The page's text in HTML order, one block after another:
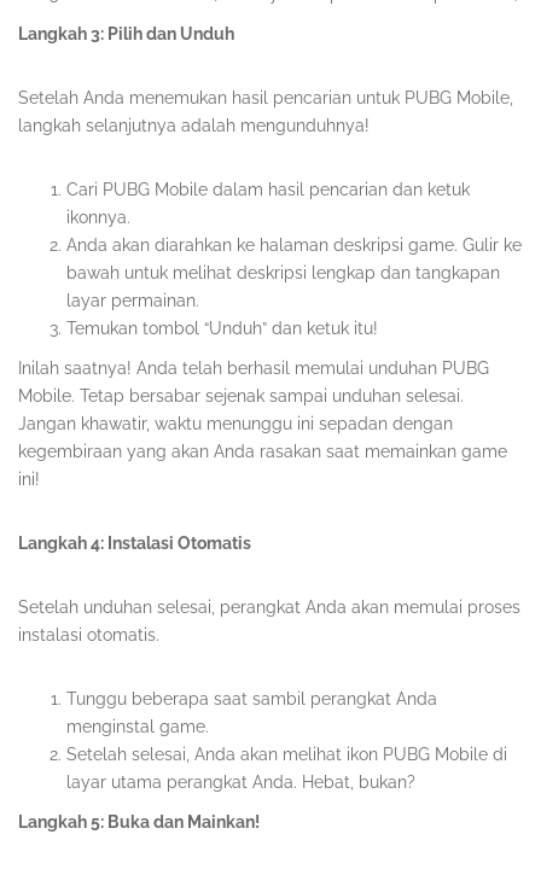
Langkah 3: Pilih dan Unduh
Setelah Anda menemukan hasil pencarian untuk PUBG Mobile,
langkah selanjutnya adalah mengunduhnya!
Cari PUBG Mobile dalam hasil pencarian dan ketuk
ikonnya.
Anda akan diarahkan ke halaman deskripsi game. Gulir ke
bawah untuk melihat deskripsi lengkap dan tangkapan
layar permainan.
Temukan tombol “Unduh” dan ketuk itu!
Inilah saatnya! Anda telah berhasil memulai unduhan PUBG
Mobile. Tetap bersabar sejenak sampai unduhan selesai.
Jangan khawatir, waktu menunggu ini sepadan dengan
kegembiraan yang akan Anda rasakan saat memainkan game
ini!
Langkah 4: Instalasi Otomatis
Setelah unduhan selesai, perangkat Anda akan memulai proses
instalasi otomatis.
Tunggu beberapa saat sambil perangkat Anda
menginstal game.
Setelah selesai, Anda akan melihat ikon PUBG Mobile di
layar utama perangkat Anda. Hebat, bukan?
Langkah 5: Buka dan Mainkan!